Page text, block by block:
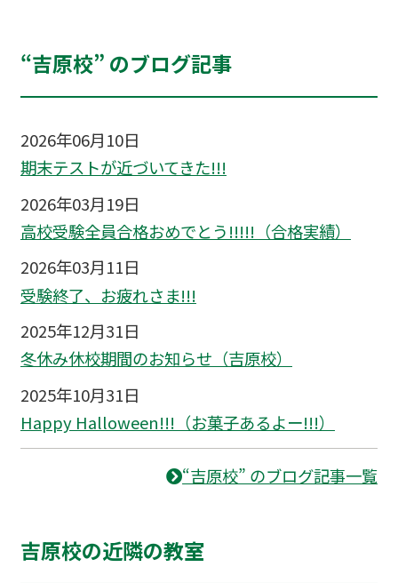
“吉原校” のブログ記事
2026年06月10日
期末テストが近づいてきた!!!
2026年03月19日
高校受験全員合格おめでとう!!!!!（合格実績）
2026年03月11日
受験終了、お疲れさま!!!
2025年12月31日
冬休み休校期間のお知らせ（吉原校）
2025年10月31日
Happy Halloween!!!（お菓子あるよー!!!）
“吉原校” のブログ記事一覧
吉原校の近隣の教室